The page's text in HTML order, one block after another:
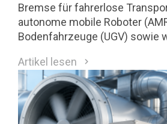
Bremse für fahrerlose
autonome mobile Roboter
Bodenfahrzeuge (UGV) sowie
Artikel lesen